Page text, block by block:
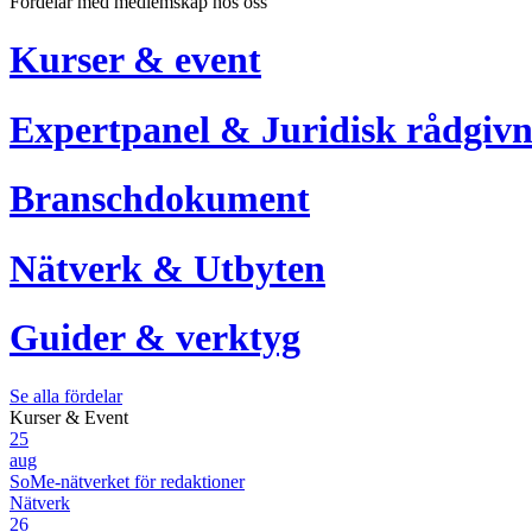
Kurser & event
Expertpanel & Juridisk
Branschdokument
Nätverk & Utbyten
Guider & verktyg
Se alla fördelar
Kurser & Event
25
aug
SoMe-nätverket för redaktioner
Nätverk
26